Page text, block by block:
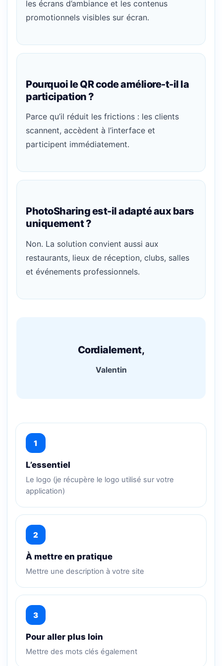
les écrans d’ambiance et les contenus
promotionnels visibles sur écran.
Pourquoi le QR code améliore-t-il la
participation ?
Parce qu’il réduit les frictions : les clients
scannent, accèdent à l’interface et
participent immédiatement.
PhotoSharing est-il adapté aux bars
uniquement ?
Non. La solution convient aussi aux
restaurants, lieux de réception, clubs, salles
et événements professionnels.
Cordialement,
Valentin
1
L’essentiel
Le logo (je récupère le logo utilisé sur votre
application)
2
À mettre en pratique
Mettre une description à votre site
3
Pour aller plus loin
Mettre des mots clés également